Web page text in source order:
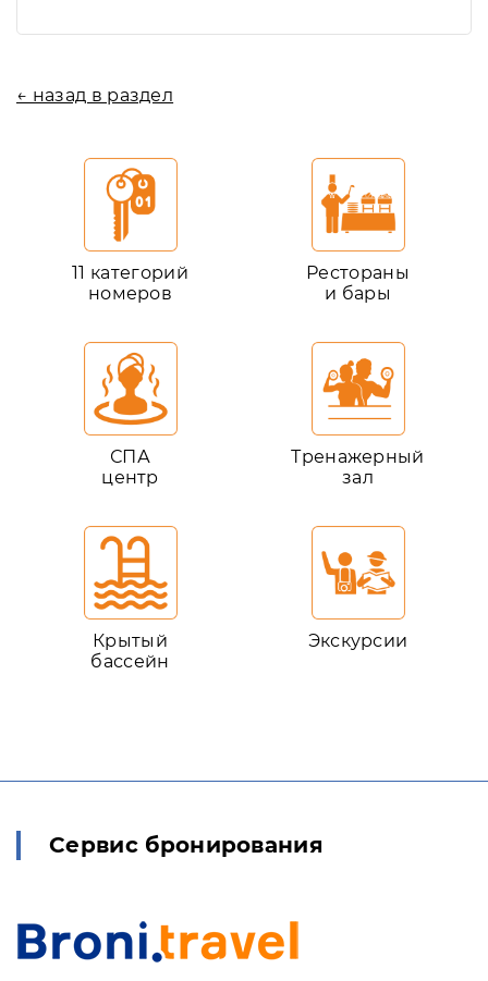
← назад в раздел
11 категорий
номеров
Рестораны
и бары
СПА
центр
Тренажерный
зал
Крытый
бассейн
Экскурсии
Сервис бронирования